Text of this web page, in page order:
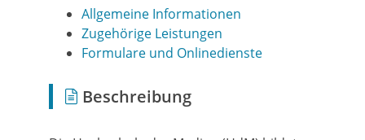
Allgemeine Informationen
Zugehörige Leistungen
Formulare und Onlinedienste
Beschreibung